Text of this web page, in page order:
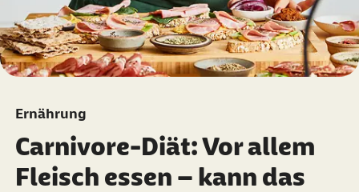
Ernährung
Carnivore-Diät: Vor allem
Fleisch essen – kann das